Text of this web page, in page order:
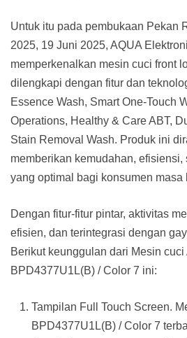
Untuk itu pada pembukaan Pekan
2025, 19 Juni 2025, AQUA
memperkenalkan mesin cuci front
dilengkapi dengan fitur dan
Essence Wash, Smart One-Touch
Operations, Healthy & Care ABT,
Stain Removal Wash. Produk ini
memberikan kemudahan,
yang optimal bagi konsumen masa
Dengan fitur-fitur pintar, aktivitas
efisien, dan terintegrasi dengan
Berikut keunggulan dari Mesin cuci
BPD4377U1L(B) / Color 7 ini:
Tampilan Full Touch Screen.
BPD4377U1L(B) / Color 7